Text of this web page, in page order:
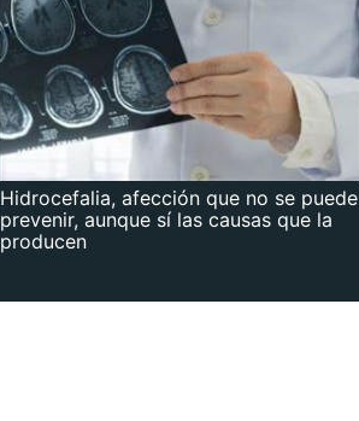
Hidrocefalia, afección que no se puede
prevenir, aunque sí las causas que la
producen